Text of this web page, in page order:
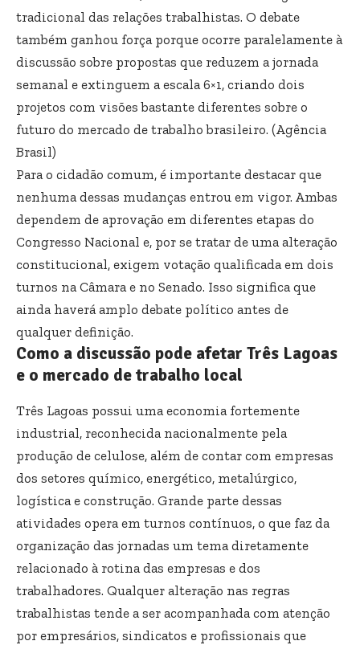
tradicional das relações trabalhistas. O debate
também ganhou força porque ocorre paralelamente à
discussão sobre propostas que reduzem a jornada
semanal e extinguem a escala 6×1, criando dois
projetos com visões bastante diferentes sobre o
futuro do mercado de trabalho brasileiro. (Agência
Brasil)
Para o cidadão comum, é importante destacar que
nenhuma dessas mudanças entrou em vigor. Ambas
dependem de aprovação em diferentes etapas do
Congresso Nacional e, por se tratar de uma alteração
constitucional, exigem votação qualificada em dois
turnos na Câmara e no Senado. Isso significa que
ainda haverá amplo debate político antes de
qualquer definição.
Como a discussão pode afetar Três Lagoas
e o mercado de trabalho local
Três Lagoas possui uma economia fortemente
industrial, reconhecida nacionalmente pela
produção de celulose, além de contar com empresas
dos setores químico, energético, metalúrgico,
logística e construção. Grande parte dessas
atividades opera em turnos contínuos, o que faz da
organização das jornadas um tema diretamente
relacionado à rotina das empresas e dos
trabalhadores. Qualquer alteração nas regras
trabalhistas tende a ser acompanhada com atenção
por empresários, sindicatos e profissionais que